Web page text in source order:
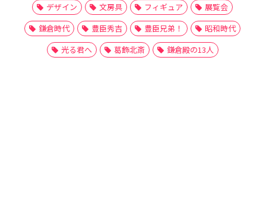
デザイン
文房具 フィギュア
展覧会
鎌倉時代
豊臣秀吉 豊臣兄弟！
昭和時代
光る君へ
葛飾北斎 鎌倉殿の13人